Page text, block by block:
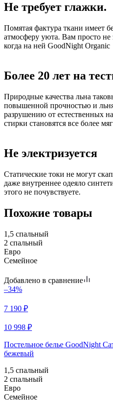
Не требует глажки.
Помятая фактура ткани имеет
атмосферу уюта. Вам просто не
когда на ней GoodNight Organic
Более 20 лет на
Природные качества льна
повышенной прочностью и
разрушению от естественных
стирки становятся все более
Не электризуется
Статические токи не могут
даже внутреннее одеяло
этого не почувствуете.
Похожие товары
1,5 спальный
2 спальный
Евро
Семейное
Добавлено в сравнение
–34%
7 190 ₽
10 998 ₽
Постельное белье GoodNight
бежевый
1,5 спальный
2 спальный
Евро
Семейное